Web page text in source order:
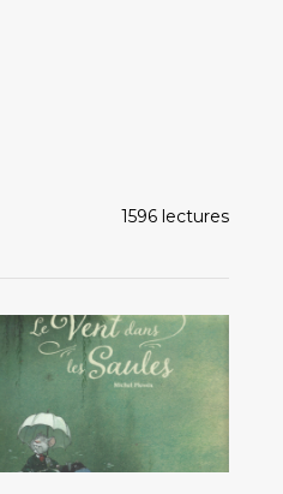
1596 lectures